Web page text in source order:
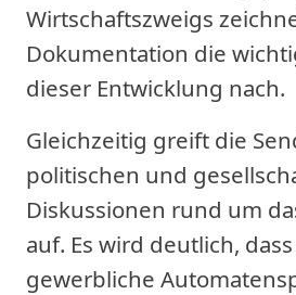
Wirtschaftszweigs
Dokumentation die
dieser Entwicklung nach.
Gleichzeitig greift die
politischen und
Diskussionen rund um
auf. Es wird deutlich,
gewerbliche